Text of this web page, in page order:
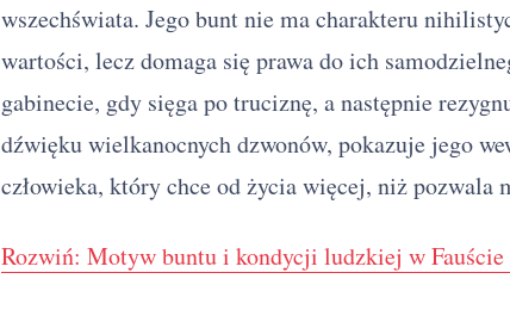
wszechświata. Jego bunt nie ma charakteru
wartości, lecz domaga się prawa do ich
gabinecie, gdy sięga po truciznę, a następnie
dźwięku wielkanocnych dzwonów, pokazuje jego
człowieka, który chce od życia więcej, niż pozwala
Rozwiń: Motyw buntu i kondycji ludzkiej w